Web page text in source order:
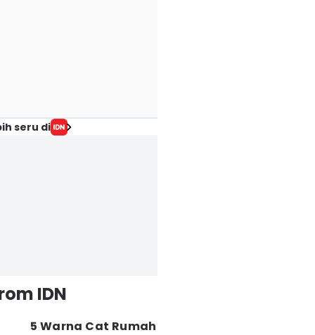
seru di
IDN
5 Warna Cat Rumah